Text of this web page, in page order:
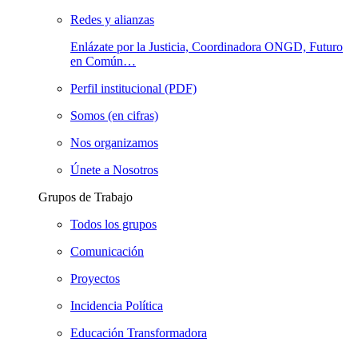
Redes y alianzas
Enlázate por la Justicia, Coordinadora ONGD, Futuro
en Común…
Perfil institucional (PDF)
Somos (en cifras)
Nos organizamos
Únete a Nosotros
Grupos de Trabajo
Todos los grupos
Comunicación
Proyectos
Incidencia Política
Educación Transformadora